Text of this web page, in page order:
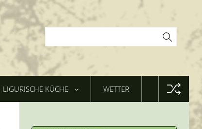
LIGURISCHE KÜCHE WETTER